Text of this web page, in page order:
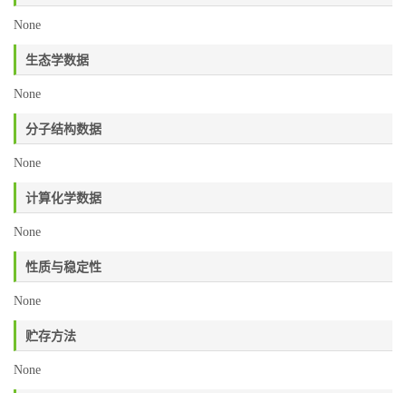
None
生态学数据
None
分子结构数据
None
计算化学数据
None
性质与稳定性
None
贮存方法
None